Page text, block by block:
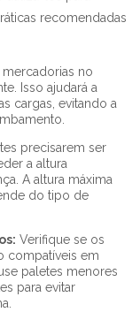
recomendadas
no
Isso ajudará a
cargas, evitando a
precisarem ser
a altura
A altura máxima
do tipo de
Verifique se os
compatíveis em
paletes menores
para evitar